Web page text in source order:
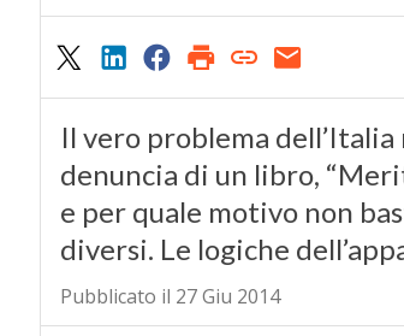
Il vero problema
denuncia di un libro,
e per quale motivo non
diversi. Le logiche
Pubblicato il 27 Giu 2014